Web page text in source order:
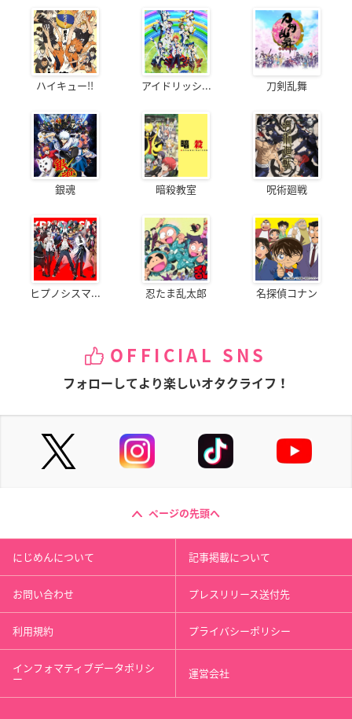
ハイキュー!! アイドリッシ... 刀剣乱舞
銀魂 暗殺教室 呪術廻戦
ヒプノシスマ... 忍たま乱太郎 名探偵コナン
OFFICIAL SNS
フォローしてより楽しいオタクライフ！
ページの先頭へ
にじめんについて 記事掲載について
お問い合わせ プレスリリース送付先
利用規約 プライバシーポリシー
インフォマティブデータポリシ
ー 運営会社